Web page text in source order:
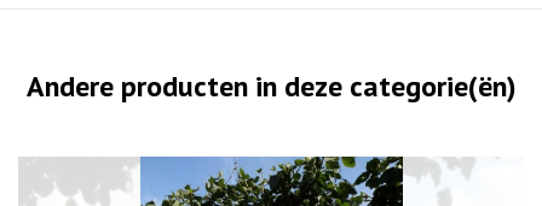
Andere producten in deze categorie(ën)